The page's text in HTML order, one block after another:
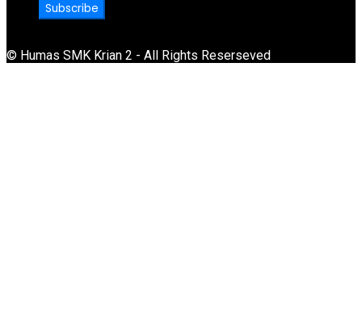
© Humas SMK Krian 2 - All Rights Reserseved